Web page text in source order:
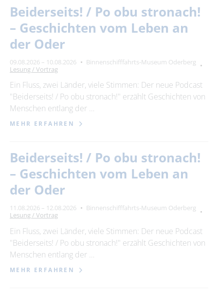
Beiderseits! / Po obu stronach!
– Geschichten vom Leben an
der Oder
09.08.2026 – 10.08.2026
Binnenschifffahrts-Museum Oderberg
Lesung / Vortrag
Ein Fluss, zwei Länder, viele Stimmen: Der neue Podcast
"Beiderseits! / Po obu stronach!" erzählt Geschichten von
Menschen entlang der …
MEHR ERFAHREN
Beiderseits! / Po obu stronach!
– Geschichten vom Leben an
der Oder
11.08.2026 – 12.08.2026
Binnenschifffahrts-Museum Oderberg
Lesung / Vortrag
Ein Fluss, zwei Länder, viele Stimmen: Der neue Podcast
"Beiderseits! / Po obu stronach!" erzählt Geschichten von
Menschen entlang der …
MEHR ERFAHREN